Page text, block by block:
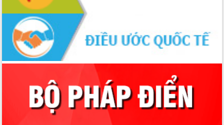
Nâng cao hiệu lực, hiệu quả HĐND
tỉnh thông qua hiện đại hóa hành chính
Xã Ea Phê gắn cải cách hành chính với
chuyển đổi số
Phó Chủ tịch Thường trực UBND tỉnh
Hồ Thị Nguyên Thảo làm việc tại Trung
tâm Phục vụ hành chính công xã Ea
Xây dựng nền hành chính số đồng
hành cùng nông dân dân, doanh nghiệp
Giai đoạn 2026-2030, Đắk Lắk phấn